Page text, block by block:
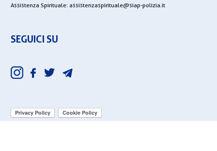
Assistenza Spirituale: assistenzaspirituale@siap-polizia.it
SEGUICI SU